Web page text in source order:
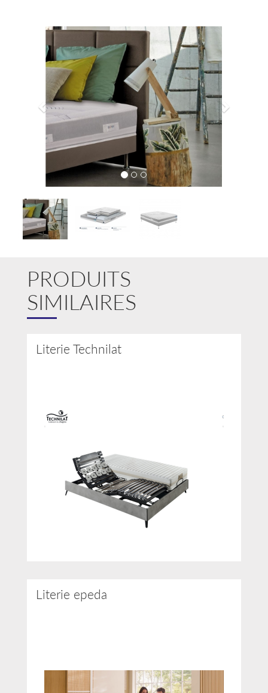
Précédent
Galerie
PRODUITS
SIMILAIRES
Literie Technilat
Literie epeda